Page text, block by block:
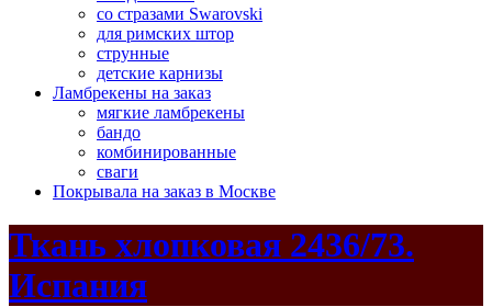
со стразами Swarovski
для римских штор
струнные
детские карнизы
Ламбрекены на заказ
мягкие ламбрекены
бандо
комбинированные
сваги
Покрывала на заказ в Москве
Ткань хлопковая 2436/73.
Испания